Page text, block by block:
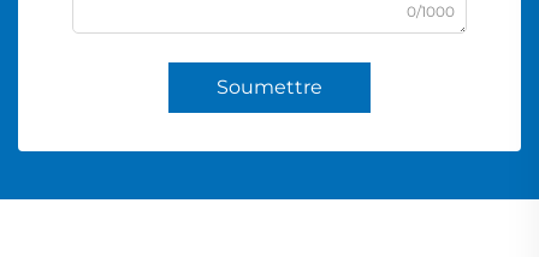
0/1000
Soumettre